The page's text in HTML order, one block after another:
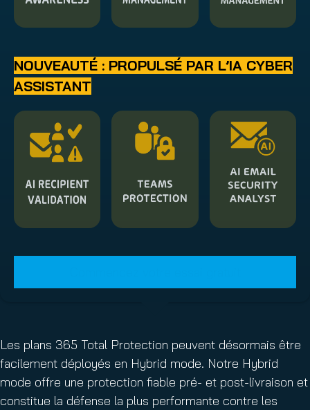
NOUVEAUTÉ : PROPULSÉ PAR L’IA CYBER
ASSISTANT
Les plans 365 Total Protection peuvent désormais être
facilement déployés en Hybrid mode. Notre Hybrid
mode offre une protection fiable pré- et post-livraison et
constitue la défense la plus performante contre les